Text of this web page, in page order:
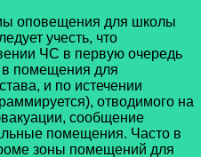
оповещения для школы
учесть, что
ЧС в первую очередь
помещения для
и по истечении
отводимого на
сообщение
помещения. Часто в
зоны помещений для